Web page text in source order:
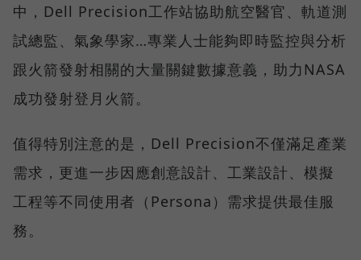
中，Dell Precision工作站協助航空醫官、軌道測
試總監、氣象學家…專業人士能夠即時監控與分析
跟火箭發射相關的大量關鍵數據意義，助力NASA
成功發射登月火箭。
值得特別注意的是，Dell Precision不僅滿足產業
需求，更進一步因應創意設計、工業設計、模擬
工程等不同使用者（Persona）需求提供最佳服
務。